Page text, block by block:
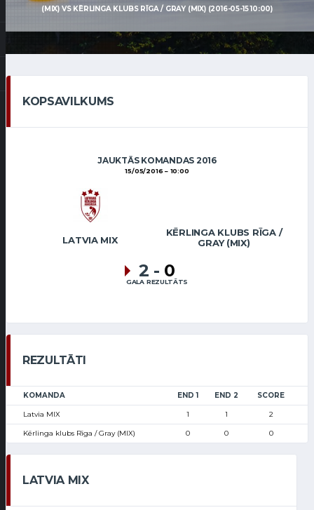
(MIX) VS KĒRLINGA KLUBS RĪGA / GRAY (MIX) (2016-05-15 10:00)
KOPSAVILKUMS
JAUKTĀS KOMANDAS 2016
15/05/2016 10:00
LATVIA MIX
KĒRLINGA KLUBS RĪGA /
GRAY (MIX)
2 - 0
GALA REZULTĀTS
REZULTĀTI
KOMANDA END 1 END 2 SCORE
Latvia MIX 1 1 2
Kērlinga klubs Rīga / Gray (MIX) 0 0 0
LATVIA MIX